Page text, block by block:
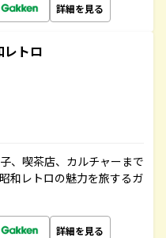
詳細を見る
トロ
、喫茶店、カルチャーまで
和レトロの魅力を旅するガ
詳細を見る